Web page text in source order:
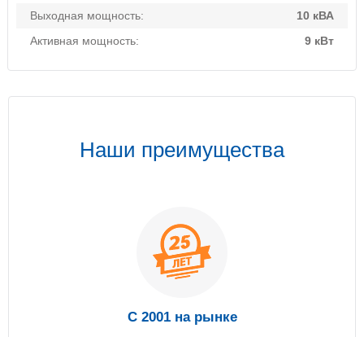
Выходная мощность:
10 кВА
Активная мощность:
9 кВт
Наши преимущества
С 2001 на рынке